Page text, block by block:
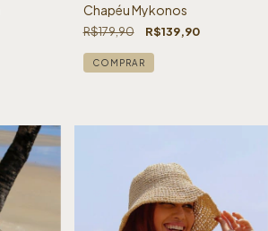
Chapéu Mykonos
R$179,90 R$139,90